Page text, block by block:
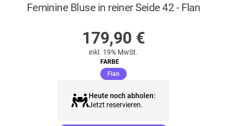
Feminine Bluse in reiner Seide 42 - Flan
179,90 €
inkl. 19% MwSt.
FARBE
Flan (ausgewählt)
Heute noch abholen:
Jetzt reservieren.